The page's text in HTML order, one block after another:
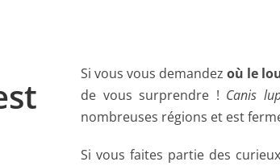
Si vous vous demandezoù le
de vous surprendre ! Canis
nombreuses régions et est
Si vous faites partie des